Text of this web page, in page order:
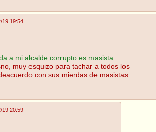
19 19:54
a mi alcalde corrupto es masista
muy esquizo para tachar a todos los
con sus mierdas de masistas.
19 20:59